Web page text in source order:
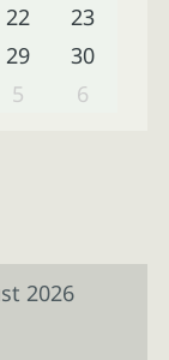
22
23
29
30
5 6
2026